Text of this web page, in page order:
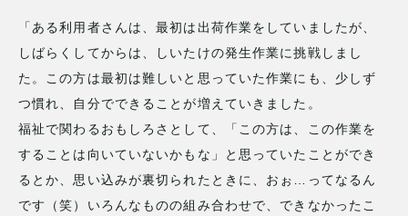
「ある利用者さんは、最初は出荷作業をしていましたが、
しばらくしてからは、しいたけの発生作業に挑戦しまし
た。この方は最初は難しいと思っていた作業にも、少しず
つ慣れ、自分でできることが増えていきました。
福祉で関わるおもしろさとして、「この方は、この作業を
することは向いていないかもな」と思っていたことができ
るとか、思い込みが裏切られたときに、おぉ…ってなるん
です（笑）いろんなものの組み合わせで、できなかったこ